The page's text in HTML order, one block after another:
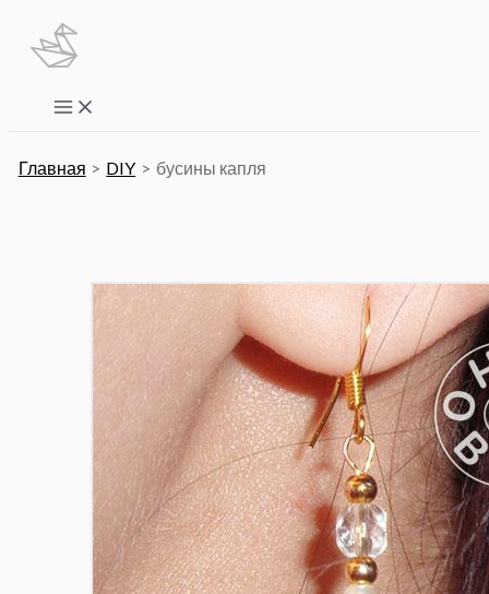
Перейти
содержимому
Main
Menu
Главная DIY бусины капля